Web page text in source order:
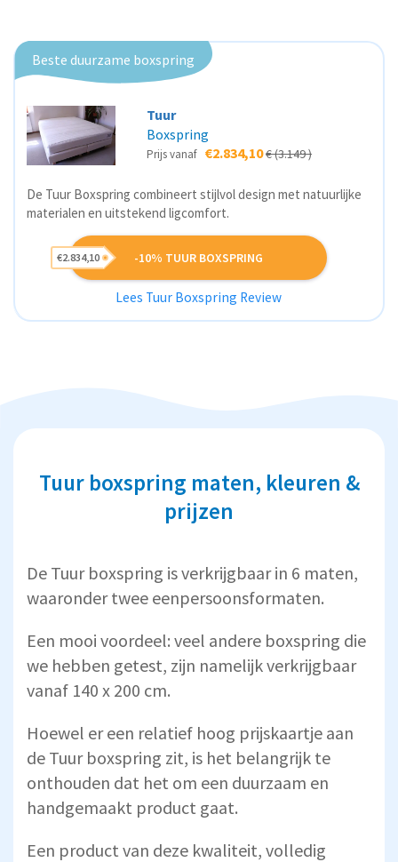
Beste duurzame boxspring
Tuur
Boxspring
Prijs vanaf €2.834,10€ (3.149 )
De Tuur Boxspring combineert stijlvol design met natuurlijke
materialen en uitstekend ligcomfort.
-10% TUUR BOXSPRING
€2.834,10
Lees Tuur Boxspring Review
Tuur boxspring maten, kleuren &
prijzen
De Tuur boxspring is verkrijgbaar in 6 maten,
waaronder twee eenpersoonsformaten.
Een mooi voordeel: veel andere boxspring die
we hebben getest, zijn namelijk verkrijgbaar
vanaf 140 x 200 cm.
Hoewel er een relatief hoog prijskaartje aan
de Tuur boxspring zit, is het belangrijk te
onthouden dat het om een duurzaam en
handgemaakt product gaat.
Een product van deze kwaliteit, volledig